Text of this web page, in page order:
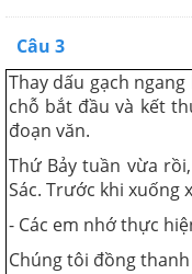
Câu 3
Thay dấu gạch
chỗ bắt đầu và kết
đoạn văn.
Thứ Bảy tuần vừa
Sác. Trước khi xuống
- Các em nhớ thực
Chúng tôi đồng